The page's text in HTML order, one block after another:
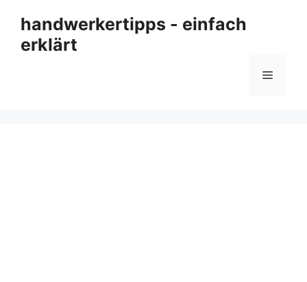
Inhalt
springen
handwerkertipps - einfach
erklärt
Menü